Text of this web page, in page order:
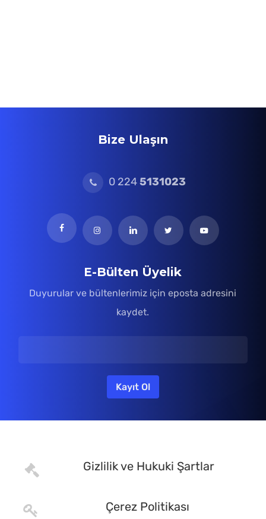
Bize Ulaşın
0 2245131023
E-Bülten Üyelik
Duyurular ve bültenlerimiz için eposta adresini
kaydet.
Gizlilik ve Hukuki Şartlar
Çerez Politikası